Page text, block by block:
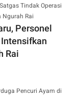
Personel
Rai